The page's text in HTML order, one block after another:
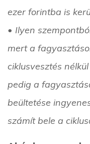
ezer forintba is
• Ilyen
mert a
ciklusvesztés
pedig a
beültetése
számít bele a